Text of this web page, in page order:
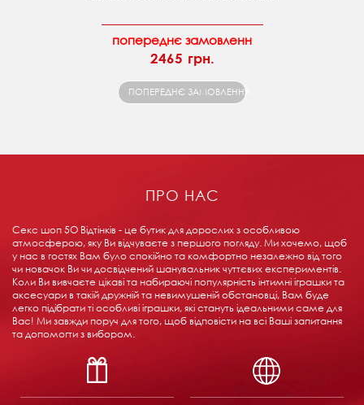
попереднє замовленн
2465 грн.
ПОПЕРЕДНЄ ЗАМОВЛЕННЯ
ПРО НАС
Секс шоп 5О Відтінків - це бутик для дорослих з особливою
атмосферою, яку Ви відчуваєте з першого погляду. Ми хочемо, щоб
у нас в гостях Вам було спокійно та комфортно незалежно від того
чи новачок Ви чи досвідчений шанувальник чуттєвих експериментів.
Коли Ви вивчаєте цікаві та набираючі популярність інтимні іграшки та
аксесуари в такій дружній та невимушеній обстановці, Вам буде
легко підібрати ті особливі іграшки, які стануть ідеальними саме для
Вас! Ми завжди поруч для того, щоб відповісти на всі Ваші запитання
та допомогти з вибором.